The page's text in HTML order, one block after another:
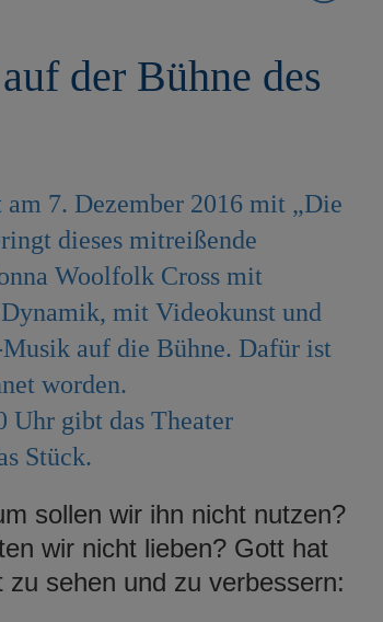
der Bühne des
7. Dezember 2016 mit „Die
dieses mitreißende
Woolfolk Cross mit
mit Videokunst und
auf die Bühne. Dafür ist
worden.
Uhr gibt das Theater
Stück.
sollen wir ihn nicht nutzen?
wir nicht lieben? Gott hat
sehen und zu verbessern: